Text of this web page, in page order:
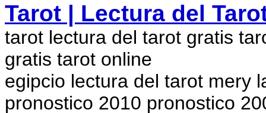
Tarot | Lectura del
tarot lectura del tarot gratis
gratis tarot online
egipcio lectura del tarot mery
pronostico 2010 pronostico